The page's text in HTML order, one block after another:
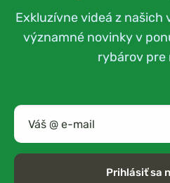
Exkluzívne videá z našich
významné novinky v
rybárov pre
Prihlásiť sa